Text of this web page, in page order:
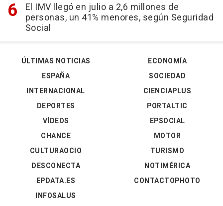
El IMV llegó en julio a 2,6 millones de
personas, un 41% menores, según Seguridad
Social
ÚLTIMAS NOTICIAS
ESPAÑA
INTERNACIONAL
DEPORTES
VÍDEOS
ECONOMÍA
SOCIEDAD
CIENCIAPLUS
PORTALTIC
EPSOCIAL
CHANCE
CULTURAOCIO
DESCONECTA
EPDATA.ES
INFOSALUS
MOTOR
TURISMO
NOTIMÉRICA
CONTACTOPHOTO